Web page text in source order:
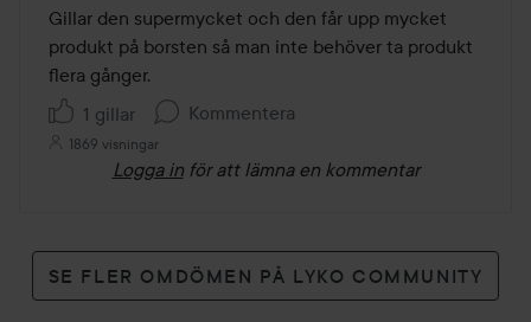
av
5
Gillar den supermycket och den får upp mycket
produkt på borsten så man inte behöver ta produkt
flera gånger.
1 gillar
Kommentera
1869 visningar
Logga in för att lämna en kommentar
SE FLER OMDÖMEN PÅ LYKO COMMUNITY